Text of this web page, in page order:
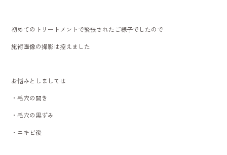
初めてのトリートメントで緊張されたご様子でしたので
施術画像の撮影は控えました
お悩みとしましては
・毛穴の開き
・毛穴の黒ずみ
・ニキビ後